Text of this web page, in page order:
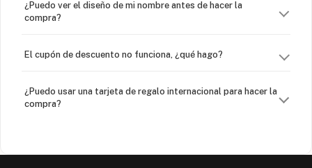
¿Puedo ver el diseño de mi nombre antes de hacer la
compra?
El cupón de descuento no funciona, ¿qué hago?
¿Puedo usar una tarjeta de regalo internacional para hacer la
compra?